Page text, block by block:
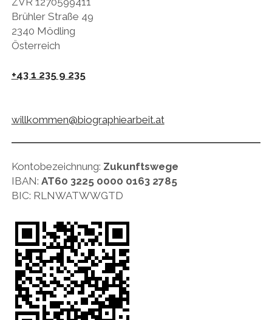
Brühler Straße 49
2340 Mödling
Österreich
+43 1 235 9 235
willkommen@biographiearbeit.at
Kontobezeichnung: Zukunftswege
IBAN: AT60 3225 0000 0163 2785
BIC: RLNWATWWGTD